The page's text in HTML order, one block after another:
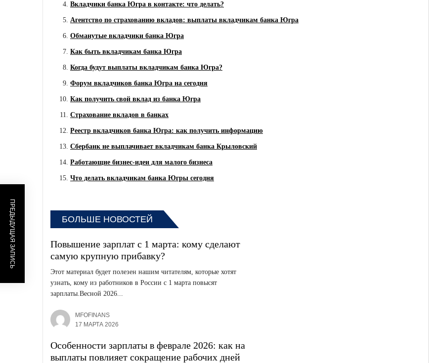
Вкладчики банка Югра в контакте: что делать?
Агентство по страхованию вкладов: выплаты вкладчикам банка Югра
Обманутые вкладчики банка Югра
Как быть вкладчикам банка Югра
Когда будут выплаты вкладчикам банка Югра?
Форум вкладчиков банка Югра на сегодня
Как получить свой вклад из банка Югра
Страхование вкладов в банках
Реестр вкладчиков банка Югра: как получить информацию
Сбербанк не выплачивает вкладчикам банка Крыловский
Работающие бизнес-идеи для малого бизнеса
Что делать вкладчикам банка Югры сегодня
ПРЕДЫДУЩАЯ ЗАПИСЬ БОЛЬШЕ НОВОСТЕЙ
Повышение зарплат с 1 марта: кому сделают
самую крупную прибавку?
Этот материал будет полезен нашим читателям, которые хотят
узнать, кому из работников в России с 1 марта повысят
зарплаты.Весной 2026...
MFOFINANS
17 МАРТА 2026
Особенности зарплаты в феврале 2026: как на
выплаты повлияет сокращение рабочих дней